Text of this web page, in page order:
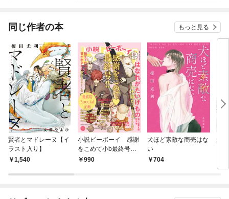
同じ作者の本 もっと見る
賢者とマドレーヌ【イ
ラスト入り】
1,540
小説ビーボーイ 感謝
をこめて小b最終号（2
022年春号）
990
犬ほど素敵な商売はな
い
704
永